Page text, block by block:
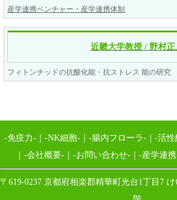
産学連携ベンチャー・産学連携体制
近畿大学教授 / 野村正
フィトンチッドの抗酸化能・抗ストレス 能の研究
-免疫力- -NK細胞- -腸内フローラ- -活性
-会社概要- -お問い合わせ- -産学連携
〒619-0237 京都府相楽郡精華町光台1丁目7